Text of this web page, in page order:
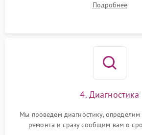
Подробнее
4. Диагностика
Мы проведем диагностику,
ремонта и сразу сообщим вам о